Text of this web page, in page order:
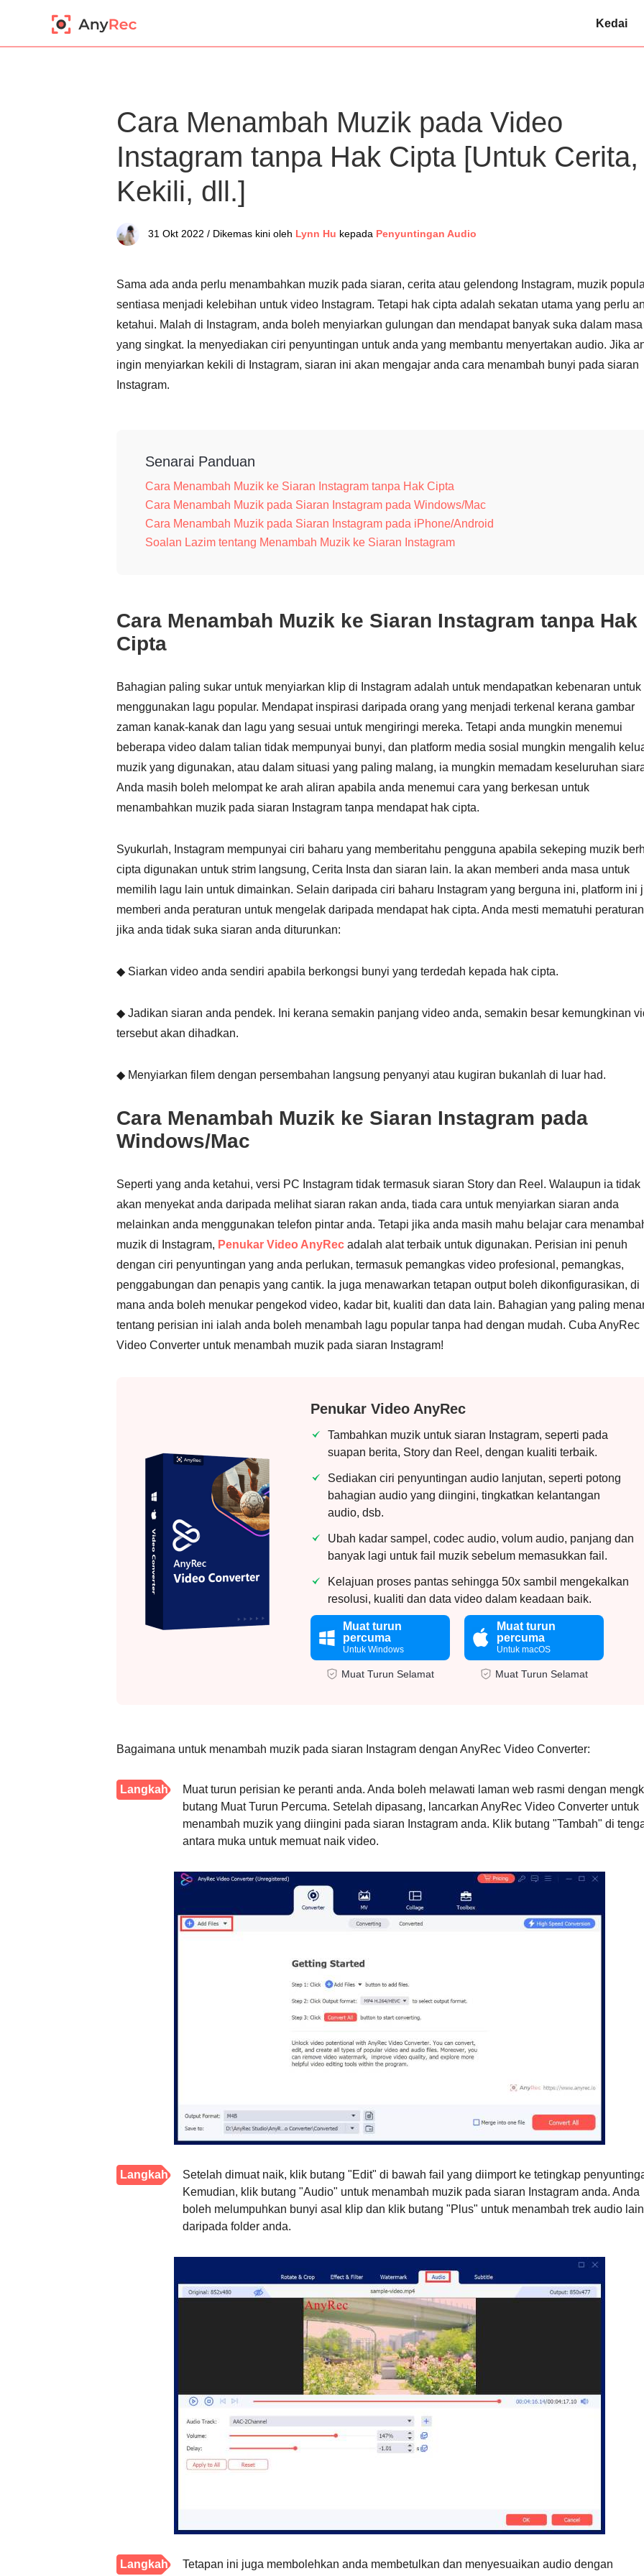
Kedai
Cara Menambah Muzik pada Video
Instagram tanpa Hak Cipta [Untuk Cerita,
Kekili, dll.]
31 Okt 2022 / Dikemas kini oleh Lynn Hu kepada Penyuntingan Audio
Sama ada anda perlu menambahkan muzik pada siaran, cerita atau gelendong Instagram, muzik
sentiasa menjadi kelebihan untuk video Instagram. Tetapi hak cipta adalah sekatan utama yang perlu
ketahui. Malah di Instagram, anda boleh menyiarkan gulungan dan mendapat banyak suka dalam masa
yang singkat. Ia menyediakan ciri penyuntingan untuk anda yang membantu menyertakan audio. Jika
ingin menyiarkan kekili di Instagram, siaran ini akan mengajar anda cara menambah bunyi pada siaran
Instagram.
Senarai Panduan
Cara Menambah Muzik ke Siaran Instagram tanpa Hak Cipta
Cara Menambah Muzik pada Siaran Instagram pada Windows/Mac
Cara Menambah Muzik pada Siaran Instagram pada iPhone/Android
Soalan Lazim tentang Menambah Muzik ke Siaran Instagram
Cara Menambah Muzik ke Siaran Instagram tanpa Hak
Cipta
Bahagian paling sukar untuk menyiarkan klip di Instagram adalah untuk mendapatkan kebenaran untuk
menggunakan lagu popular. Mendapat inspirasi daripada orang yang menjadi terkenal kerana gambar
zaman kanak-kanak dan lagu yang sesuai untuk mengiringi mereka. Tetapi anda mungkin menemui
beberapa video dalam talian tidak mempunyai bunyi, dan platform media sosial mungkin mengalih
muzik yang digunakan, atau dalam situasi yang paling malang, ia mungkin memadam keseluruhan
Anda masih boleh melompat ke arah aliran apabila anda menemui cara yang berkesan untuk
menambahkan muzik pada siaran Instagram tanpa mendapat hak cipta.
Syukurlah, Instagram mempunyai ciri baharu yang memberitahu pengguna apabila sekeping muzik
cipta digunakan untuk strim langsung, Cerita Insta dan siaran lain. Ia akan memberi anda masa untuk
memilih lagu lain untuk dimainkan. Selain daripada ciri baharu Instagram yang berguna ini, platform ini
memberi anda peraturan untuk mengelak daripada mendapat hak cipta. Anda mesti mematuhi peraturan
jika anda tidak suka siaran anda diturunkan:
◆ Siarkan video anda sendiri apabila berkongsi bunyi yang terdedah kepada hak cipta.
◆ Jadikan siaran anda pendek. Ini kerana semakin panjang video anda, semakin besar kemungkinan
tersebut akan dihadkan.
◆ Menyiarkan filem dengan persembahan langsung penyanyi atau kugiran bukanlah di luar had.
Cara Menambah Muzik ke Siaran Instagram pada
Windows/Mac
Seperti yang anda ketahui, versi PC Instagram tidak termasuk siaran Story dan Reel. Walaupun ia tidak
akan menyekat anda daripada melihat siaran rakan anda, tiada cara untuk menyiarkan siaran anda
melainkan anda menggunakan telefon pintar anda. Tetapi jika anda masih mahu belajar cara
muzik di Instagram, Penukar Video AnyRec adalah alat terbaik untuk digunakan. Perisian ini penuh
dengan ciri penyuntingan yang anda perlukan, termasuk pemangkas video profesional, pemangkas,
penggabungan dan penapis yang cantik. Ia juga menawarkan tetapan output boleh dikonfigurasikan, di
mana anda boleh menukar pengekod video, kadar bit, kualiti dan data lain. Bahagian yang paling
tentang perisian ini ialah anda boleh menambah lagu popular tanpa had dengan mudah. Cuba AnyRec
Video Converter untuk menambah muzik pada siaran Instagram!
Penukar Video AnyRec
Tambahkan muzik untuk siaran Instagram, seperti pada
suapan berita, Story dan Reel, dengan kualiti terbaik.
Sediakan ciri penyuntingan audio lanjutan, seperti potong
bahagian audio yang diingini, tingkatkan kelantangan
audio, dsb.
Ubah kadar sampel, codec audio, volum audio, panjang dan
banyak lagi untuk fail muzik sebelum memasukkan fail.
Kelajuan proses pantas sehingga 50x sambil mengekalkan
resolusi, kualiti dan data video dalam keadaan baik.
Muat turun
percuma
Untuk Windows
Muat Turun Selamat
Muat turun
percuma
Untuk macOS
Muat Turun Selamat
Bagaimana untuk menambah muzik pada siaran Instagram dengan AnyRec Video Converter:
Langkah
Muat turun perisian ke peranti anda. Anda boleh melawati laman web rasmi dengan
butang Muat Turun Percuma. Setelah dipasang, lancarkan AnyRec Video Converter untuk
menambah muzik yang diingini pada siaran Instagram anda. Klik butang "Tambah" di
antara muka untuk memuat naik video.
Langkah
Setelah dimuat naik, klik butang "Edit" di bawah fail yang diimport ke tetingkap
Kemudian, klik butang "Audio" untuk menambah muzik pada siaran Instagram anda. Anda
boleh melumpuhkan bunyi asal klip dan klik butang "Plus" untuk menambah trek audio lain
daripada folder anda.
Langkah
Tetapan ini juga membolehkan anda membetulkan dan menyesuaikan audio dengan